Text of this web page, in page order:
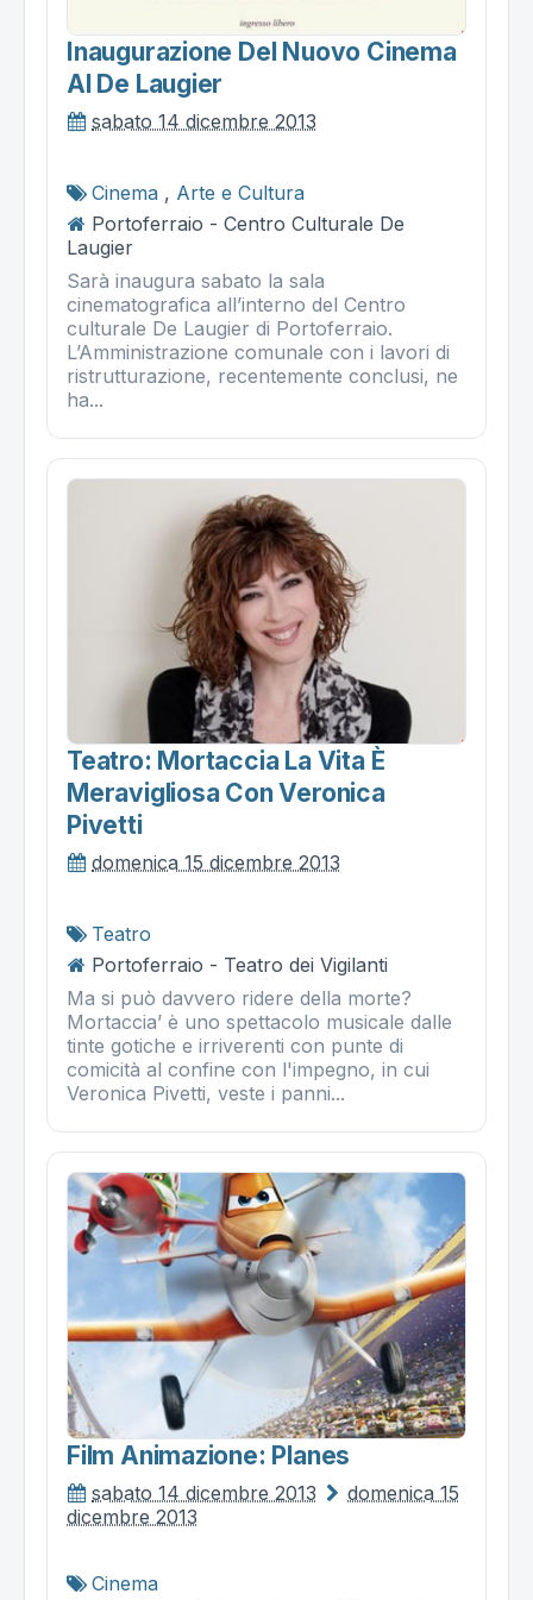
Inaugurazione Del Nuovo Cinema
Al De Laugier
sabato 14 dicembre 2013
Cinema , Arte e Cultura
Portoferraio - Centro Culturale De
Laugier
Sarà inaugura sabato la sala
cinematografica all’interno del Centro
culturale De Laugier di Portoferraio.
L’Amministrazione comunale con i lavori di
ristrutturazione, recentemente conclusi, ne
ha...
Teatro: Mortaccia La Vita È
Meravigliosa Con Veronica
Pivetti
domenica 15 dicembre 2013
Teatro
Portoferraio - Teatro dei Vigilanti
Ma si può davvero ridere della morte?
Mortaccia’ è uno spettacolo musicale dalle
tinte gotiche e irriverenti con punte di
comicità al confine con l'impegno, in cui
Veronica Pivetti, veste i panni...
Film Animazione: Planes
sabato 14 dicembre 2013
domenica 15
dicembre 2013
Cinema